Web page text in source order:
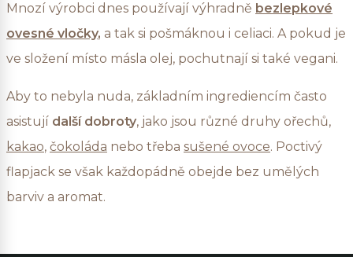
Mnozí výrobci dnes používají výhradně bezlepkové
ovesné vločky, a tak si pošmáknou i celiaci. A pokud je
ve složení místo másla olej, pochutnají si také vegani.
Aby to nebyla nuda, základním ingrediencím často
asistují další dobroty, jako jsou různé druhy ořechů,
kakao, čokoláda nebo třeba sušené ovoce. Poctivý
flapjack se však každopádně obejde bez umělých
barviv a aromat.